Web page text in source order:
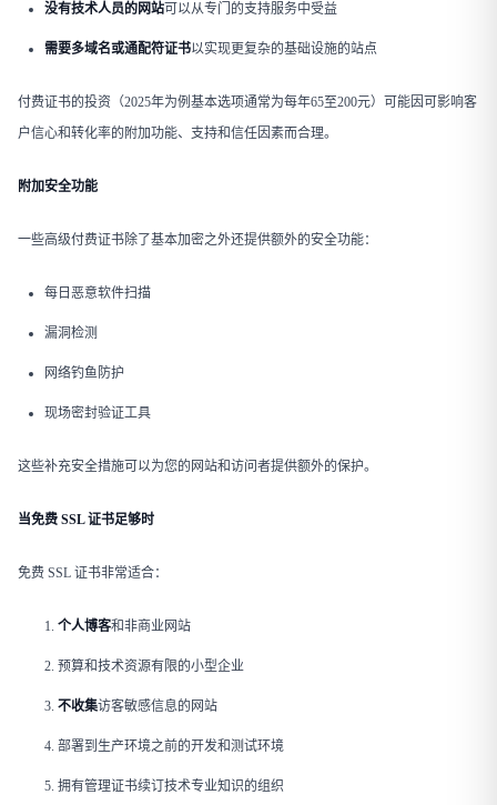
没有技术人员的网站可以从专门的支持服务中受益
需要多域名或通配符证书以实现更复杂的基础设施的站点
付费证书的投资（2025年为例基本选项通常为每年65至200元）可能因可影响客
户信心和转化率的附加功能、支持和信任因素而合理。
附加安全功能
一些高级付费证书除了基本加密之外还提供额外的安全功能：
每日恶意软件扫描
漏洞检测
网络钓鱼防护
现场密封验证工具
这些补充安全措施可以为您的网站和访问者提供额外的保护。
当免费 SSL 证书足够时
免费 SSL 证书非常适合：
个人博客和非商业网站
预算和技术资源有限的小型企业
不收集访客敏感信息的网站
部署到生产环境之前的开发和测试环境
拥有管理证书续订技术专业知识的组织